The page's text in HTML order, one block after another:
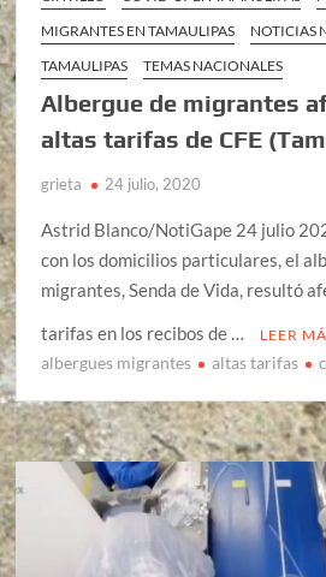
MIGRANTES EN TAMAULIPAS
NOTICIAS
TAMAULIPAS
TEMAS NACIONALES
Albergue de migrantes
altas tarifas de CFE
grieta 24 julio, 2020
Astrid Blanco/NotiGape 24 julio
con los domicilios particulares, el
migrantes, Senda de Vida, resultó
tarifas en los recibos de …
LEER
albergues migrantes altas tarifas